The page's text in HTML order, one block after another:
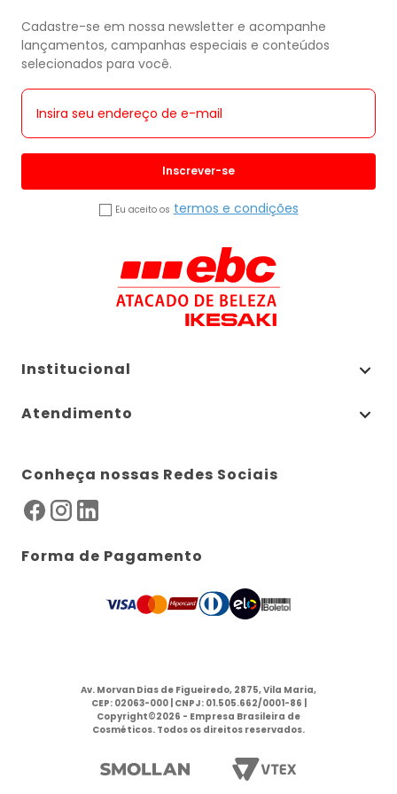
Cadastre-se em nossa newsletter e acompanhe
lançamentos, campanhas especiais e conteúdos
selecionados para você.
Inscrever-se
Eu aceito os termos e condições
Institucional
Atendimento
Conheça nossas Redes Sociais
Forma de Pagamento
Av. Morvan Dias de Figueiredo, 2875, Vila Maria,
CEP: 02063-000 | CNPJ: 01.505.662/0001-86 |
Copyright©2026 - Empresa Brasileira de
Cosméticos. Todos os direitos reservados.